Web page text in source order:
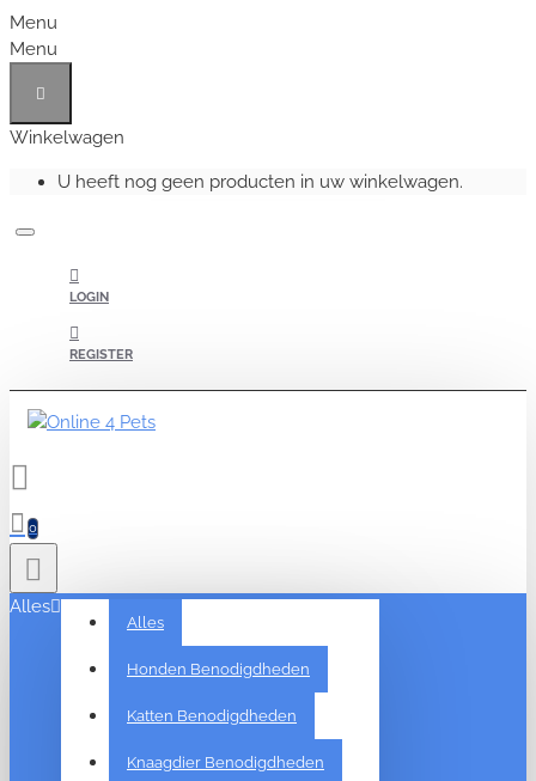
Menu
Menu
Winkelwagen
U heeft nog geen producten in uw winkelwagen.
LOGIN
REGISTER
0
Alles
Alles
Honden Benodigdheden
Katten Benodigdheden
Knaagdier Benodigdheden